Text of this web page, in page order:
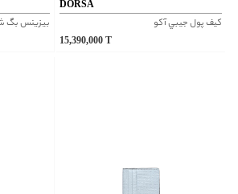
بيزينس بگ شأن
DORSA
کيف پول جيبي آکو
15,390,000